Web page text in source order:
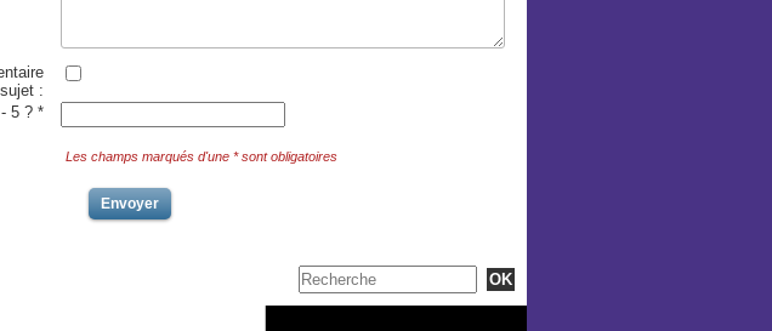
:
5 ? *
Les champs marqués d'une * sont obligatoires